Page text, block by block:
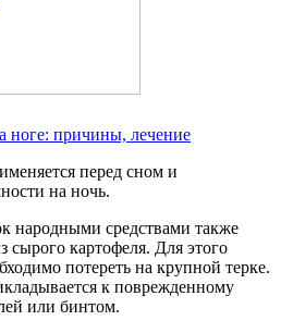
ноге: причины, лечение
перед сном и
на ночь.
народными средствами также
сырого картофеля. Для этого
потереть на крупной терке.
к поврежденному
или бинтом.